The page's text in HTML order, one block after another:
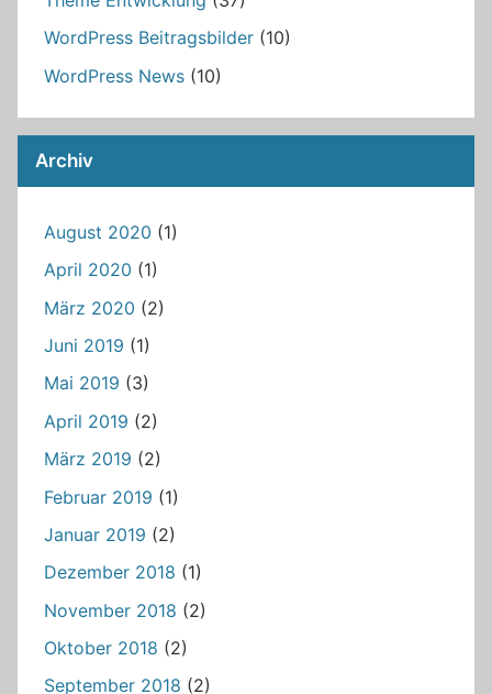
WordPress Beitragsbilder (10)
WordPress News (10)
Archiv
August 2020 (1)
April 2020 (1)
März 2020 (2)
Juni 2019 (1)
Mai 2019 (3)
April 2019 (2)
März 2019 (2)
Februar 2019 (1)
Januar 2019 (2)
Dezember 2018 (1)
November 2018 (2)
Oktober 2018 (2)
September 2018 (2)